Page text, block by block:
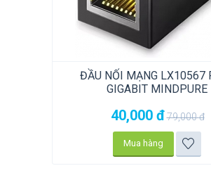
ĐẦU NỐI MẠNG LX10567
GIGABIT MINDPURE
40,000 đ79,000đ
Mua hàng